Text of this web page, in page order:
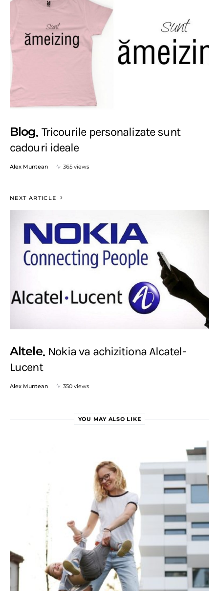
Blog Tricourile personalizate sunt
cadouri ideale
Alex Muntean 365 views
NEXT ARTICLE
Altele Nokia va achizitiona Alcatel-
Lucent
Alex Muntean 350 views
YOU MAY ALSO LIKE